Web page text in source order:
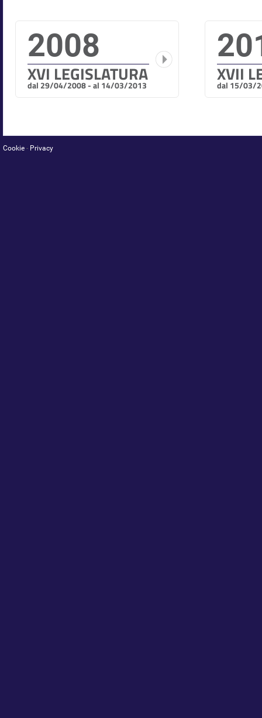
2008
XVI LEGISLATURA
dal 29/04/2008 - al 14/03/2013 XVII
dal 15/03/
Cookie - Privacy